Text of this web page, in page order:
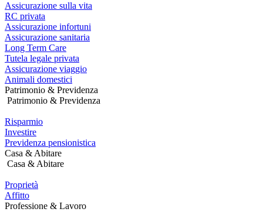
Assicurazione sulla vita
RC privata
Assicurazione infortuni
Assicurazione sanitaria
Long Term Care
Tutela legale privata
Assicurazione viaggio
Animali domestici
Patrimonio & Previdenza
Patrimonio & Previdenza
Risparmio
Investire
Previdenza pensionistica
Casa & Abitare
Casa & Abitare
Proprietà
Affitto
Professione & Lavoro